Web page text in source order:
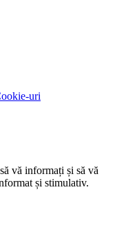
uri
vă informați și să vă
și stimulativ.